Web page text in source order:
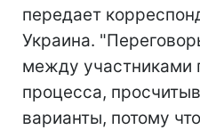
передает
Украина.
между участниками
процесса,
варианты, потому